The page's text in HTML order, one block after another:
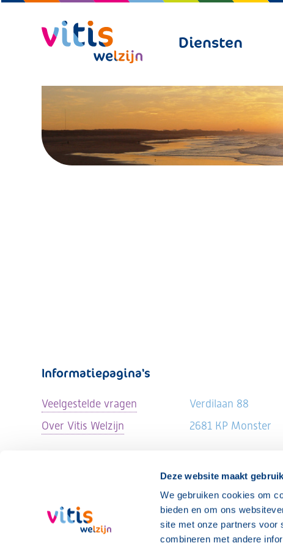
Deze website maakt
We gebruiken cookies om
bieden en om ons
site met onze partners voor
combineren met andere
Diensten
Informatiepagina's
Veelgestelde vragen
Over Vitis Welzijn
Verdilaan 88
2681 KP Monster